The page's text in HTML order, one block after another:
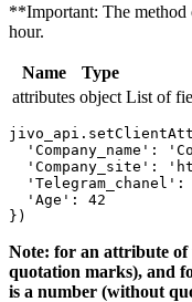
**Important: The method
hour.
Name Type
attributes object List of
'Company_name':
'Company_site':
'Telegram_chanel':
  'Age': 42
Note: for an attribute
quotation marks), and
is a number (without